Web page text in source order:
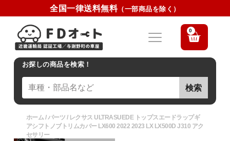
全国一律送料無料（一部商品を除く）
0
お探しの商品を検索！
検索
ホーム /パーツ / レクサス ULTRASUEDE トップスエードラップギ
アシフトノブトリムカバー LX600 2022 2023 LX LX500D J310 アク
セサリー